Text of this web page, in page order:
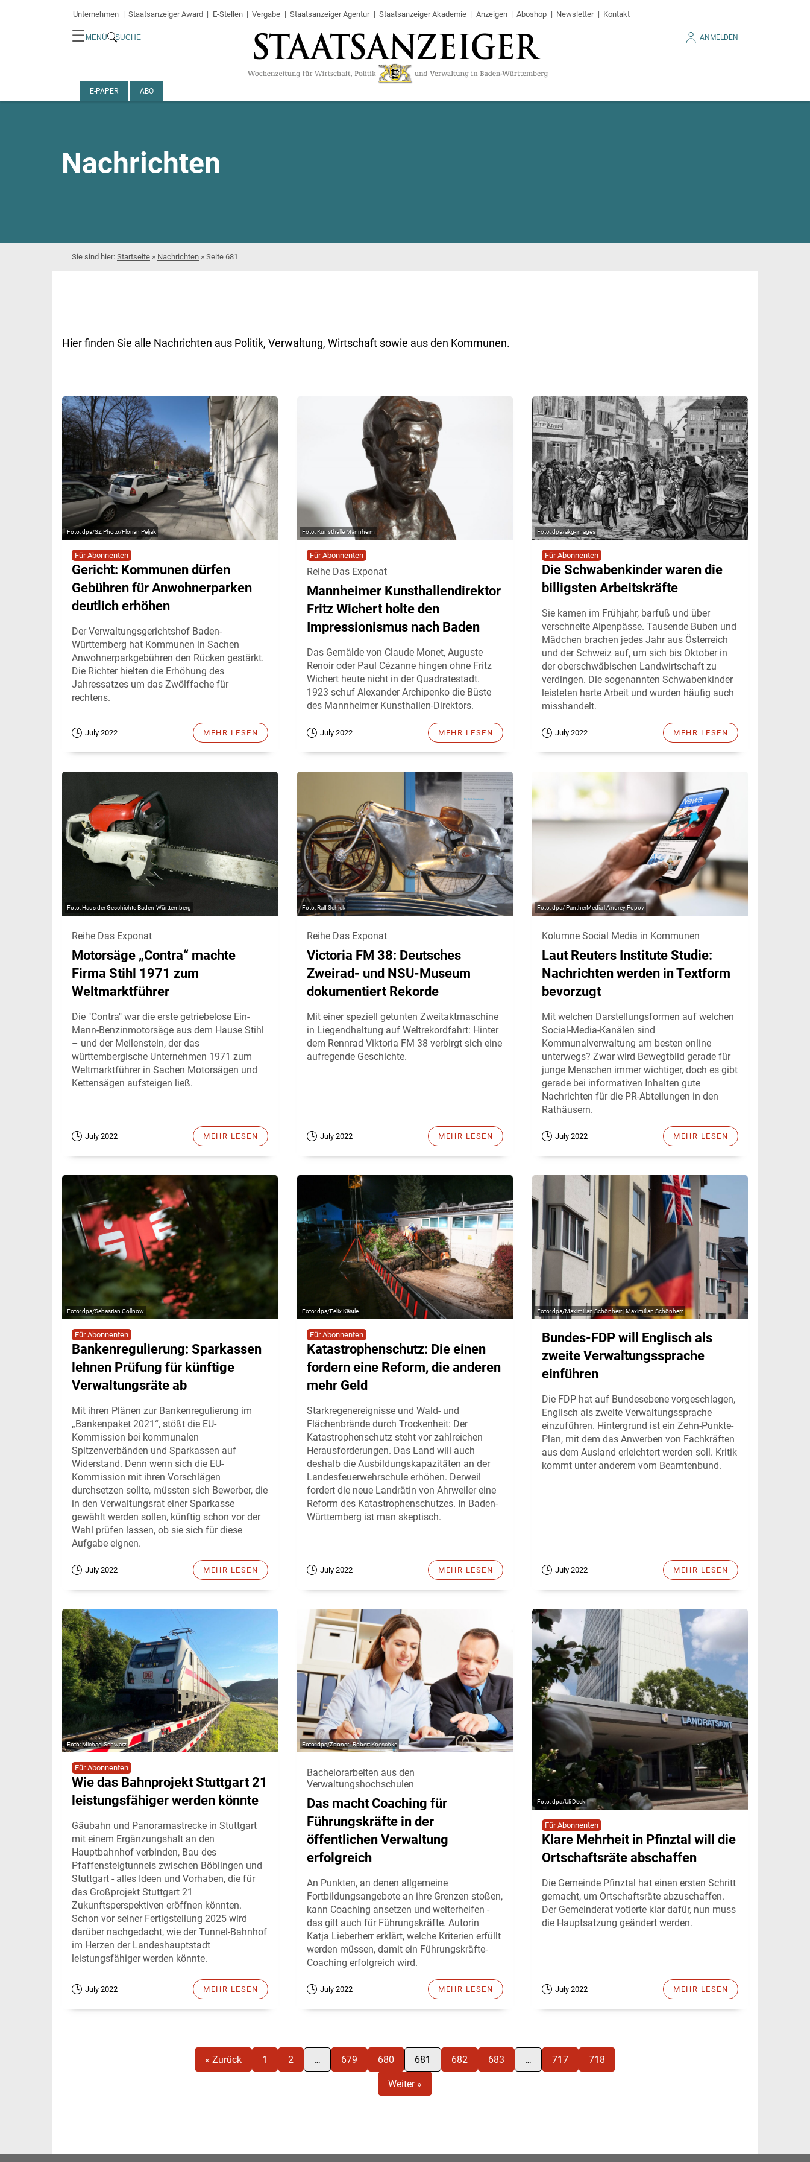
Unternehmen Staatsanzeiger Award E-Stellen Vergabe Staatsanzeiger Agentur Staatsanzeiger Akademie Anzeigen Aboshop Newsletter Kontakt
☰ MENÜ SUCHE ANMELDEN
E-PAPER ABO
Nachrichten
Startseite » Nachrichten » Seite 681
Hier finden Sie alle Nachrichten aus Politik, Verwaltung, Wirtschaft sowie aus den Kommunen.
dpa/SZ Photo/Florian Peljak
Für Abonnenten
Gericht: Kommunen dürfen
Gebühren für Anwohnerparken
deutlich erhöhen
Der Verwaltungsgerichtshof Baden-
Württemberg hat Kommunen in Sachen
Anwohnerparkgebühren den Rücken gestärkt.
Die Richter hielten die Erhöhung des
Jahressatzes um das Zwölffache für
rechtens.
July 2022 MEHR LESEN
Kunsthalle Mannheim
Für Abonnenten
Reihe Das Exponat
Mannheimer Kunsthallendirektor
Fritz Wichert holte den
Impressionismus nach Baden
Das Gemälde von Claude Monet, Auguste
Renoir oder Paul Cézanne hingen ohne Fritz
Wichert heute nicht in der Quadratestadt.
1923 schuf Alexander Archipenko die Büste
des Mannheimer Kunsthallen-Direktors.
July 2022 MEHR LESEN
dpa/akg-images
Für Abonnenten
Die Schwabenkinder waren die
billigsten Arbeitskräfte
Sie kamen im Frühjahr, barfuß und über
verschneite Alpenpässe. Tausende Buben und
Mädchen brachen jedes Jahr aus Österreich
und der Schweiz auf, um sich bis Oktober in
der oberschwäbischen Landwirtschaft zu
verdingen. Die sogenannten Schwabenkinder
leisteten harte Arbeit und wurden häufig auch
misshandelt.
July 2022 MEHR LESEN
Haus der Geschichte Baden-Württemberg
Reihe Das Exponat
Motorsäge „Contra“ machte
Firma Stihl 1971 zum
Weltmarktführer
Die "Contra" war die erste getriebelose Ein-
Mann-Benzinmotorsäge aus dem Hause Stihl
– und der Meilenstein, der das
württembergische Unternehmen 1971 zum
Weltmarktführer in Sachen Motorsägen und
Kettensägen aufsteigen ließ.
July 2022 MEHR LESEN
Ralf Schick
Reihe Das Exponat
Victoria FM 38: Deutsches
Zweirad- und NSU-Museum
dokumentiert Rekorde
Mit einer speziell getunten Zweitaktmaschine
in Liegendhaltung auf Weltrekordfahrt: Hinter
dem Rennrad Viktoria FM 38 verbirgt sich eine
aufregende Geschichte.
July 2022 MEHR LESEN
dpa/ PantherMedia | Andrey Popov
Kolumne Social Media in Kommunen
Laut Reuters Institute Studie:
Nachrichten werden in Textform
bevorzugt
Mit welchen Darstellungsformen auf welchen
Social-Media-Kanälen sind
Kommunalverwaltung am besten online
unterwegs? Zwar wird Bewegtbild gerade für
junge Menschen immer wichtiger, doch es gibt
gerade bei informativen Inhalten gute
Nachrichten für die PR-Abteilungen in den
Rathäusern.
July 2022 MEHR LESEN
dpa/Sebastian Gollnow
Für Abonnenten
Bankenregulierung: Sparkassen
lehnen Prüfung für künftige
Verwaltungsräte ab
Mit ihren Plänen zur Bankenregulierung im
„Bankenpaket 2021“, stößt die EU-
Kommission bei kommunalen
Spitzenverbänden und Sparkassen auf
Widerstand. Denn wenn sich die EU-
Kommission mit ihren Vorschlägen
durchsetzen sollte, müssten sich Bewerber, die
in den Verwaltungsrat einer Sparkasse
gewählt werden sollen, künftig schon vor der
Wahl prüfen lassen, ob sie sich für diese
Aufgabe eignen.
July 2022 MEHR LESEN
dpa/Felix Kästle
Für Abonnenten
Katastrophenschutz: Die einen
fordern eine Reform, die anderen
mehr Geld
Starkregenereignisse und Wald- und
Flächenbrände durch Trockenheit: Der
Katastrophenschutz steht vor zahlreichen
Herausforderungen. Das Land will auch
deshalb die Ausbildungskapazitäten an der
Landesfeuerwehrschule erhöhen. Derweil
fordert die neue Landrätin von Ahrweiler eine
Reform des Katastrophenschutzes. In Baden-
Württemberg ist man skeptisch.
July 2022 MEHR LESEN
dpa/Maximilian Schönherr | Maximilian Schönherr
Bundes-FDP will Englisch als
zweite Verwaltungssprache
einführen
Die FDP hat auf Bundesebene vorgeschlagen,
Englisch als zweite Verwaltungssprache
einzuführen. Hintergrund ist ein Zehn-Punkte-
Plan, mit dem das Anwerben von Fachkräften
aus dem Ausland erleichtert werden soll. Kritik
kommt unter anderem vom Beamtenbund.
July 2022 MEHR LESEN
Michael Schwarz
Für Abonnenten
Wie das Bahnprojekt Stuttgart 21
leistungsfähiger werden könnte
Gäubahn und Panoramastrecke in Stuttgart
mit einem Ergänzungshalt an den
Hauptbahnhof verbinden, Bau des
Pfaffensteigtunnels zwischen Böblingen und
Stuttgart - alles Ideen und Vorhaben, die für
das Großprojekt Stuttgart 21
Zukunftsperspektiven eröffnen könnten.
Schon vor seiner Fertigstellung 2025 wird
darüber nachgedacht, wie der Tunnel-Bahnhof
im Herzen der Landeshauptstadt
leistungsfähiger werden könnte.
July 2022 MEHR LESEN
dpa/Zoonar | Robert Kneschke
Bachelorarbeiten aus den
Verwaltungshochschulen
Das macht Coaching für
Führungskräfte in der
öffentlichen Verwaltung
erfolgreich
An Punkten, an denen allgemeine
Fortbildungsangebote an ihre Grenzen stoßen,
kann Coaching ansetzen und weiterhelfen -
das gilt auch für Führungskräfte. Autorin
Katja Lieberherr erklärt, welche Kriterien erfüllt
werden müssen, damit ein Führungskräfte-
Coaching erfolgreich wird.
July 2022 MEHR LESEN
dpa/Uli Deck
Für Abonnenten
Klare Mehrheit in Pfinztal will die
Ortschaftsräte abschaffen
Die Gemeinde Pfinztal hat einen ersten Schritt
gemacht, um Ortschaftsräte abzuschaffen.
Der Gemeinderat votierte klar dafür, nun muss
die Hauptsatzung geändert werden.
July 2022 MEHR LESEN
« Zurück 1 2 … 679 680 681 682 683 … 717 718
Weiter »